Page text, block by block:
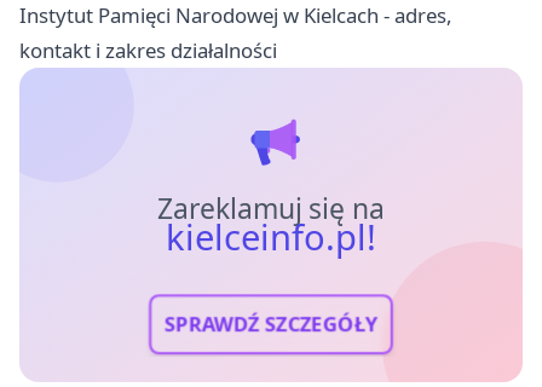
Instytut Pamięci Narodowej w Kielcach - adres,
kontakt i zakres działalności
Zareklamuj się na
kielceinfo.pl!
SPRAWDŹ SZCZEGÓŁY